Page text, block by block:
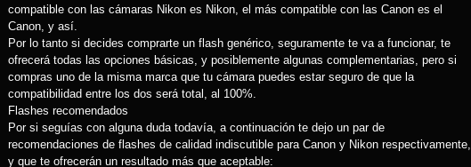
compatible con las cámaras Nikon es Nikon, el más compatible con las Canon es el
Canon, y así.
Por lo tanto si decides comprarte un flash genérico, seguramente te va a funcionar, te
ofrecerá todas las opciones básicas, y posiblemente algunas complementarias, pero si
compras uno de la misma marca que tu cámara puedes estar seguro de que la
compatibilidad entre los dos será total, al 100%.
Flashes recomendados
Por si seguías con alguna duda todavía, a continuación te dejo un par de
recomendaciones de flashes de calidad indiscutible para Canon y Nikon respectivamente,
y que te ofrecerán un resultado más que aceptable: